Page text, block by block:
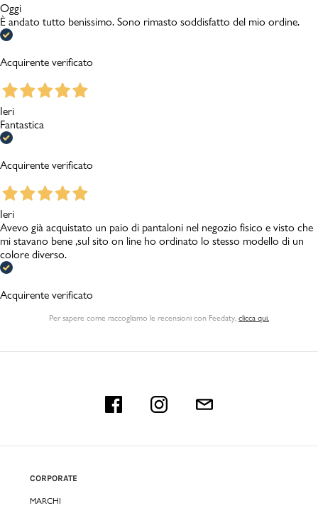
Oggi
È andato tutto benissimo. Sono rimasto soddisfatto del mio ordine.
Acquirente verificato
Ieri
Fantastica
Acquirente verificato
Ieri
Avevo già acquistato un paio di pantaloni nel negozio fisico e visto che
mi stavano bene ,sul sito on line ho ordinato lo stesso modello di un
colore diverso.
Acquirente verificato
Per sapere come raccogliamo le recensioni con Feedaty, clicca qui.
CORPORATE
MARCHI